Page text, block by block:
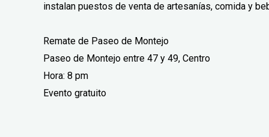
instalan puestos de venta de artesanías, comida y
Remate de Paseo de Montejo
Paseo de Montejo entre 47 y 49, Centro
Hora: 8 pm
Evento gratuito